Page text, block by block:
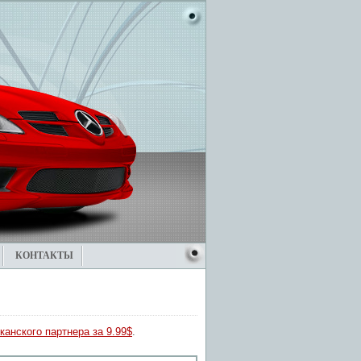
КОНТАКТЫ
партнера за 9.99$.